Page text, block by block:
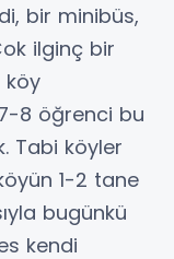
bir minibüs,
ilginç bir
köy
8 öğrenci bu
Tabi köyler
1-2 tane
bugünkü
kendi